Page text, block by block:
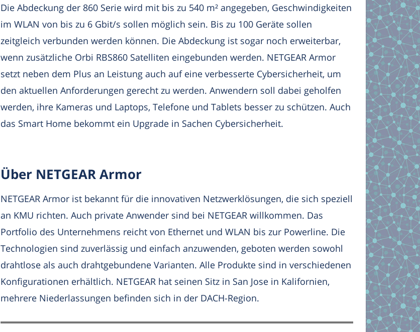
Die Abdeckung der 860 Serie wird mit bis zu 540 m² angegeben, Geschwindigkeiten
im WLAN von bis zu 6 Gbit/s sollen möglich sein. Bis zu 100 Geräte sollen
zeitgleich verbunden werden können. Die Abdeckung ist sogar noch erweiterbar,
wenn zusätzliche Orbi RBS860 Satelliten eingebunden werden. NETGEAR Armor
setzt neben dem Plus an Leistung auch auf eine verbesserte Cybersicherheit, um
den aktuellen Anforderungen gerecht zu werden. Anwendern soll dabei geholfen
werden, ihre Kameras und Laptops, Telefone und Tablets besser zu schützen. Auch
das Smart Home bekommt ein Upgrade in Sachen Cybersicherheit.
Über NETGEAR Armor
NETGEAR Armor ist bekannt für die innovativen Netzwerklösungen, die sich speziell
an KMU richten. Auch private Anwender sind bei NETGEAR willkommen. Das
Portfolio des Unternehmens reicht von Ethernet und WLAN bis zur Powerline. Die
Technologien sind zuverlässig und einfach anzuwenden, geboten werden sowohl
drahtlose als auch drahtgebundene Varianten. Alle Produkte sind in verschiedenen
Konfigurationen erhältlich. NETGEAR hat seinen Sitz in San Jose in Kalifornien,
mehrere Niederlassungen befinden sich in der DACH-Region.